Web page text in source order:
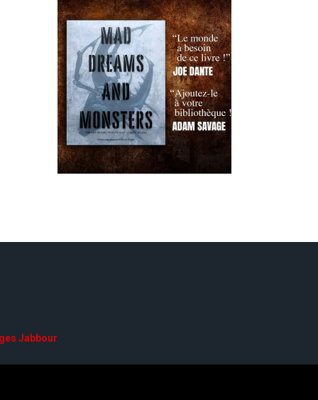
Jabbour